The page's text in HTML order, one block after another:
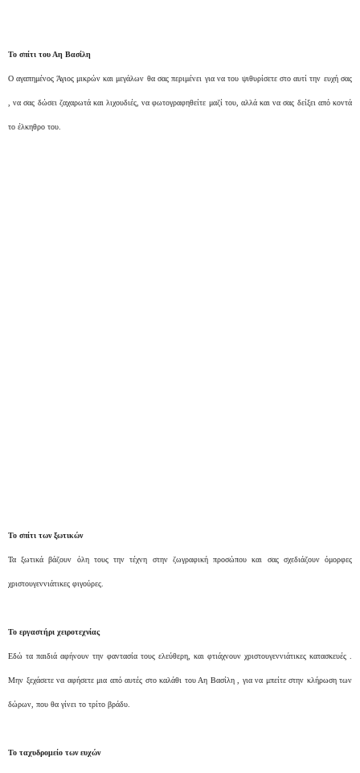
Το σπίτι του Αη Βασίλη
Ο αγαπημένος Άγιος μικρών και μεγάλων θα σας περιμένει για να του ψιθυρίσετε στο αυτί την ευχή σας
, να σας δώσει ζαχαρωτά και λιχουδιές, να φωτογραφηθείτε μαζί του, αλλά και να σας δείξει από κοντά
το έλκηθρο του.
Το σπίτι των ξωτικών
Τα ξωτικά βάζουν όλη τους την τέχνη στην ζωγραφική προσώπου και σας σχεδιάζουν όμορφες
χριστουγεννιάτικες φιγούρες.
Το εργαστήρι χειροτεχνίας
Εδώ τα παιδιά αφήνουν την φαντασία τους ελεύθερη, και φτιάχνουν χριστουγεννιάτικες κατασκευές .
Μην ξεχάσετε να αφήσετε μια από αυτές στο καλάθι του Αη Βασίλη , για να μπείτε στην κλήρωση των
δώρων, που θα γίνει το τρίτο βράδυ.
Το ταχυδρομείο των ευχών